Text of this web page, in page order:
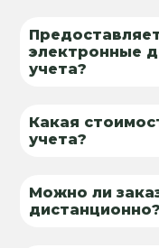
электронные
учета?
Какая
учета?
Можно ли
дистанционно?